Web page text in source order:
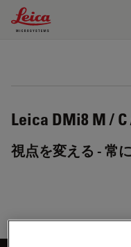
Leica Microsystems
Leica DMi8 M / C
視点を変える - 常